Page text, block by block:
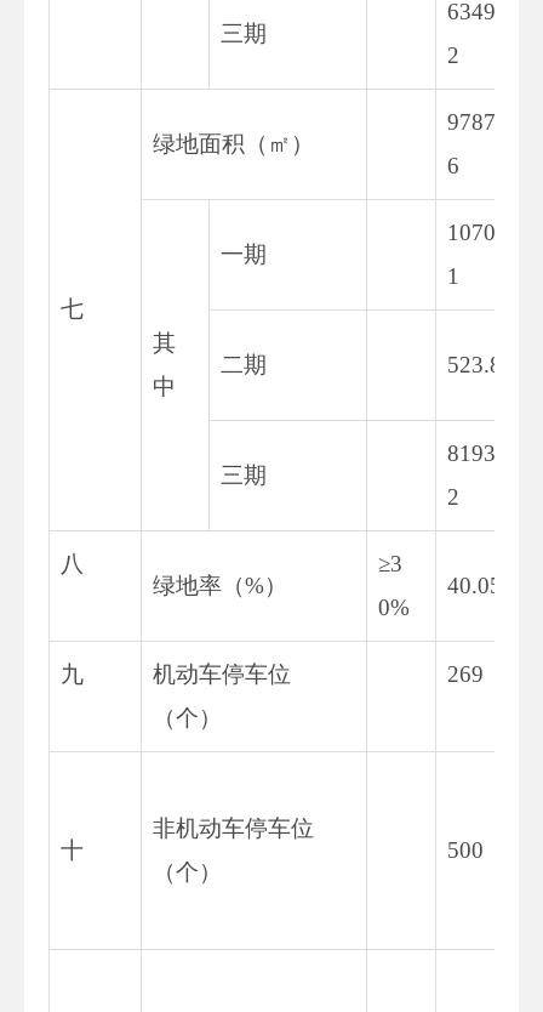
三期
6349.9
2
七
绿地面积（㎡）
9787.6
6
其
中
一期
1070.8
1
二期 523.83
三期
8193.0
2
八
绿地率（%）
≥3
0%
40.05
九
机动车停车位
（个）
269
十
非机动车停车位
（个）
500